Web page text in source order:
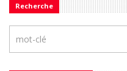
Recherche